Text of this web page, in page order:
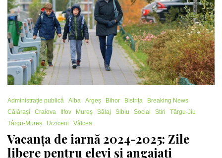
Administrație publică Alba Argeș Bihor Bistrița
Breaking News
Călărași
Craiova Ilfov Mureș Sălaj Sibiu Social Stiri
Târgu-Jiu
Târgu-Mureș
Urziceni Vâlcea
Vacanța de iarnă 2024-2025: Zile
libere pentru elevi și angajați